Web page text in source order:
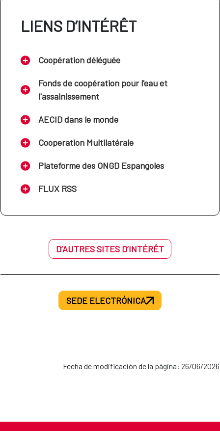
LIENS D’INTÉRÊT
Coopération déléguée
Fonds de coopération pour l'eau et
l'assainissement
AECID dans le monde
Cooperation Multilatérale
Plateforme des ONGD Espangoles
FLUX RSS
D’AUTRES SITES D’INTÉRÊT
SEDE ELECTRÓNICA
Fecha de modificación de la página: 26/06/2026